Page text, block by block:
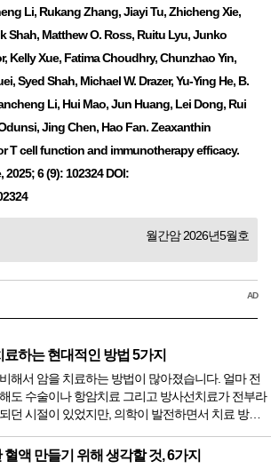
Li, Rukang Zhang, Jiayi Tu, Zhicheng Xie,
Shah, Matthew O. Ross, Ruitu Lyu, Junko
Kelly Xue, Fatima Choudhry, Chunzhao Yin,
Syed Shah, Michael W. Drazer, Yu-Ying He, B.
Li, Hui Mao, Jun Huang, Lei Dong, Rui
Jing Chen, Hao Fan. Zeaxanthin
T cell function and immunotherapy efficacy.
6 (9): 102324 DOI:
월간암 2026년5월호
AD
료하는 현대적인 방법 5가지
해서 암을 치료하는 방법이 많아졌습니다. 얼마 전
도 수술이나 항암치료 그리고 방사선치료가 전부라
던 시절이 있었지만, 의학이 발전하면서 치료 방법
을 치료하는 방법이 하나 더 추가되었습니다. 중입
혈액 만들기 위해 생각할 것, 6가지